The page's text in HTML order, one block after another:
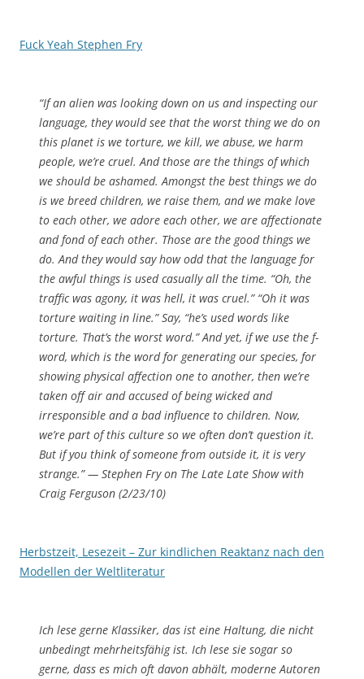
Fuck Yeah Stephen Fry
“If an alien was looking down on us and inspecting our
language, they would see that the worst thing we do on
this planet is we torture, we kill, we abuse, we harm
people, we’re cruel. And those are the things of which
we should be ashamed. Amongst the best things we do
is we breed children, we raise them, and we make love
to each other, we adore each other, we are affectionate
and fond of each other. Those are the good things we
do. And they would say how odd that the language for
the awful things is used casually all the time. “Oh, the
traffic was agony, it was hell, it was cruel.” “Oh it was
torture waiting in line.” Say, “he’s used words like
torture. That’s the worst word.” And yet, if we use the f-
word, which is the word for generating our species, for
showing physical affection one to another, then we’re
taken off air and accused of being wicked and
irresponsible and a bad influence to children. Now,
we’re part of this culture so we often don’t question it.
But if you think of someone from outside it, it is very
strange.” — Stephen Fry on The Late Late Show with
Craig Ferguson (2/23/10)
Herbstzeit, Lesezeit – Zur kindlichen Reaktanz nach den
Modellen der Weltliteratur
Ich lese gerne Klassiker, das ist eine Haltung, die nicht
unbedingt mehrheitsfähig ist. Ich lese sie sogar so
gerne, dass es mich oft davon abhält, moderne Autoren